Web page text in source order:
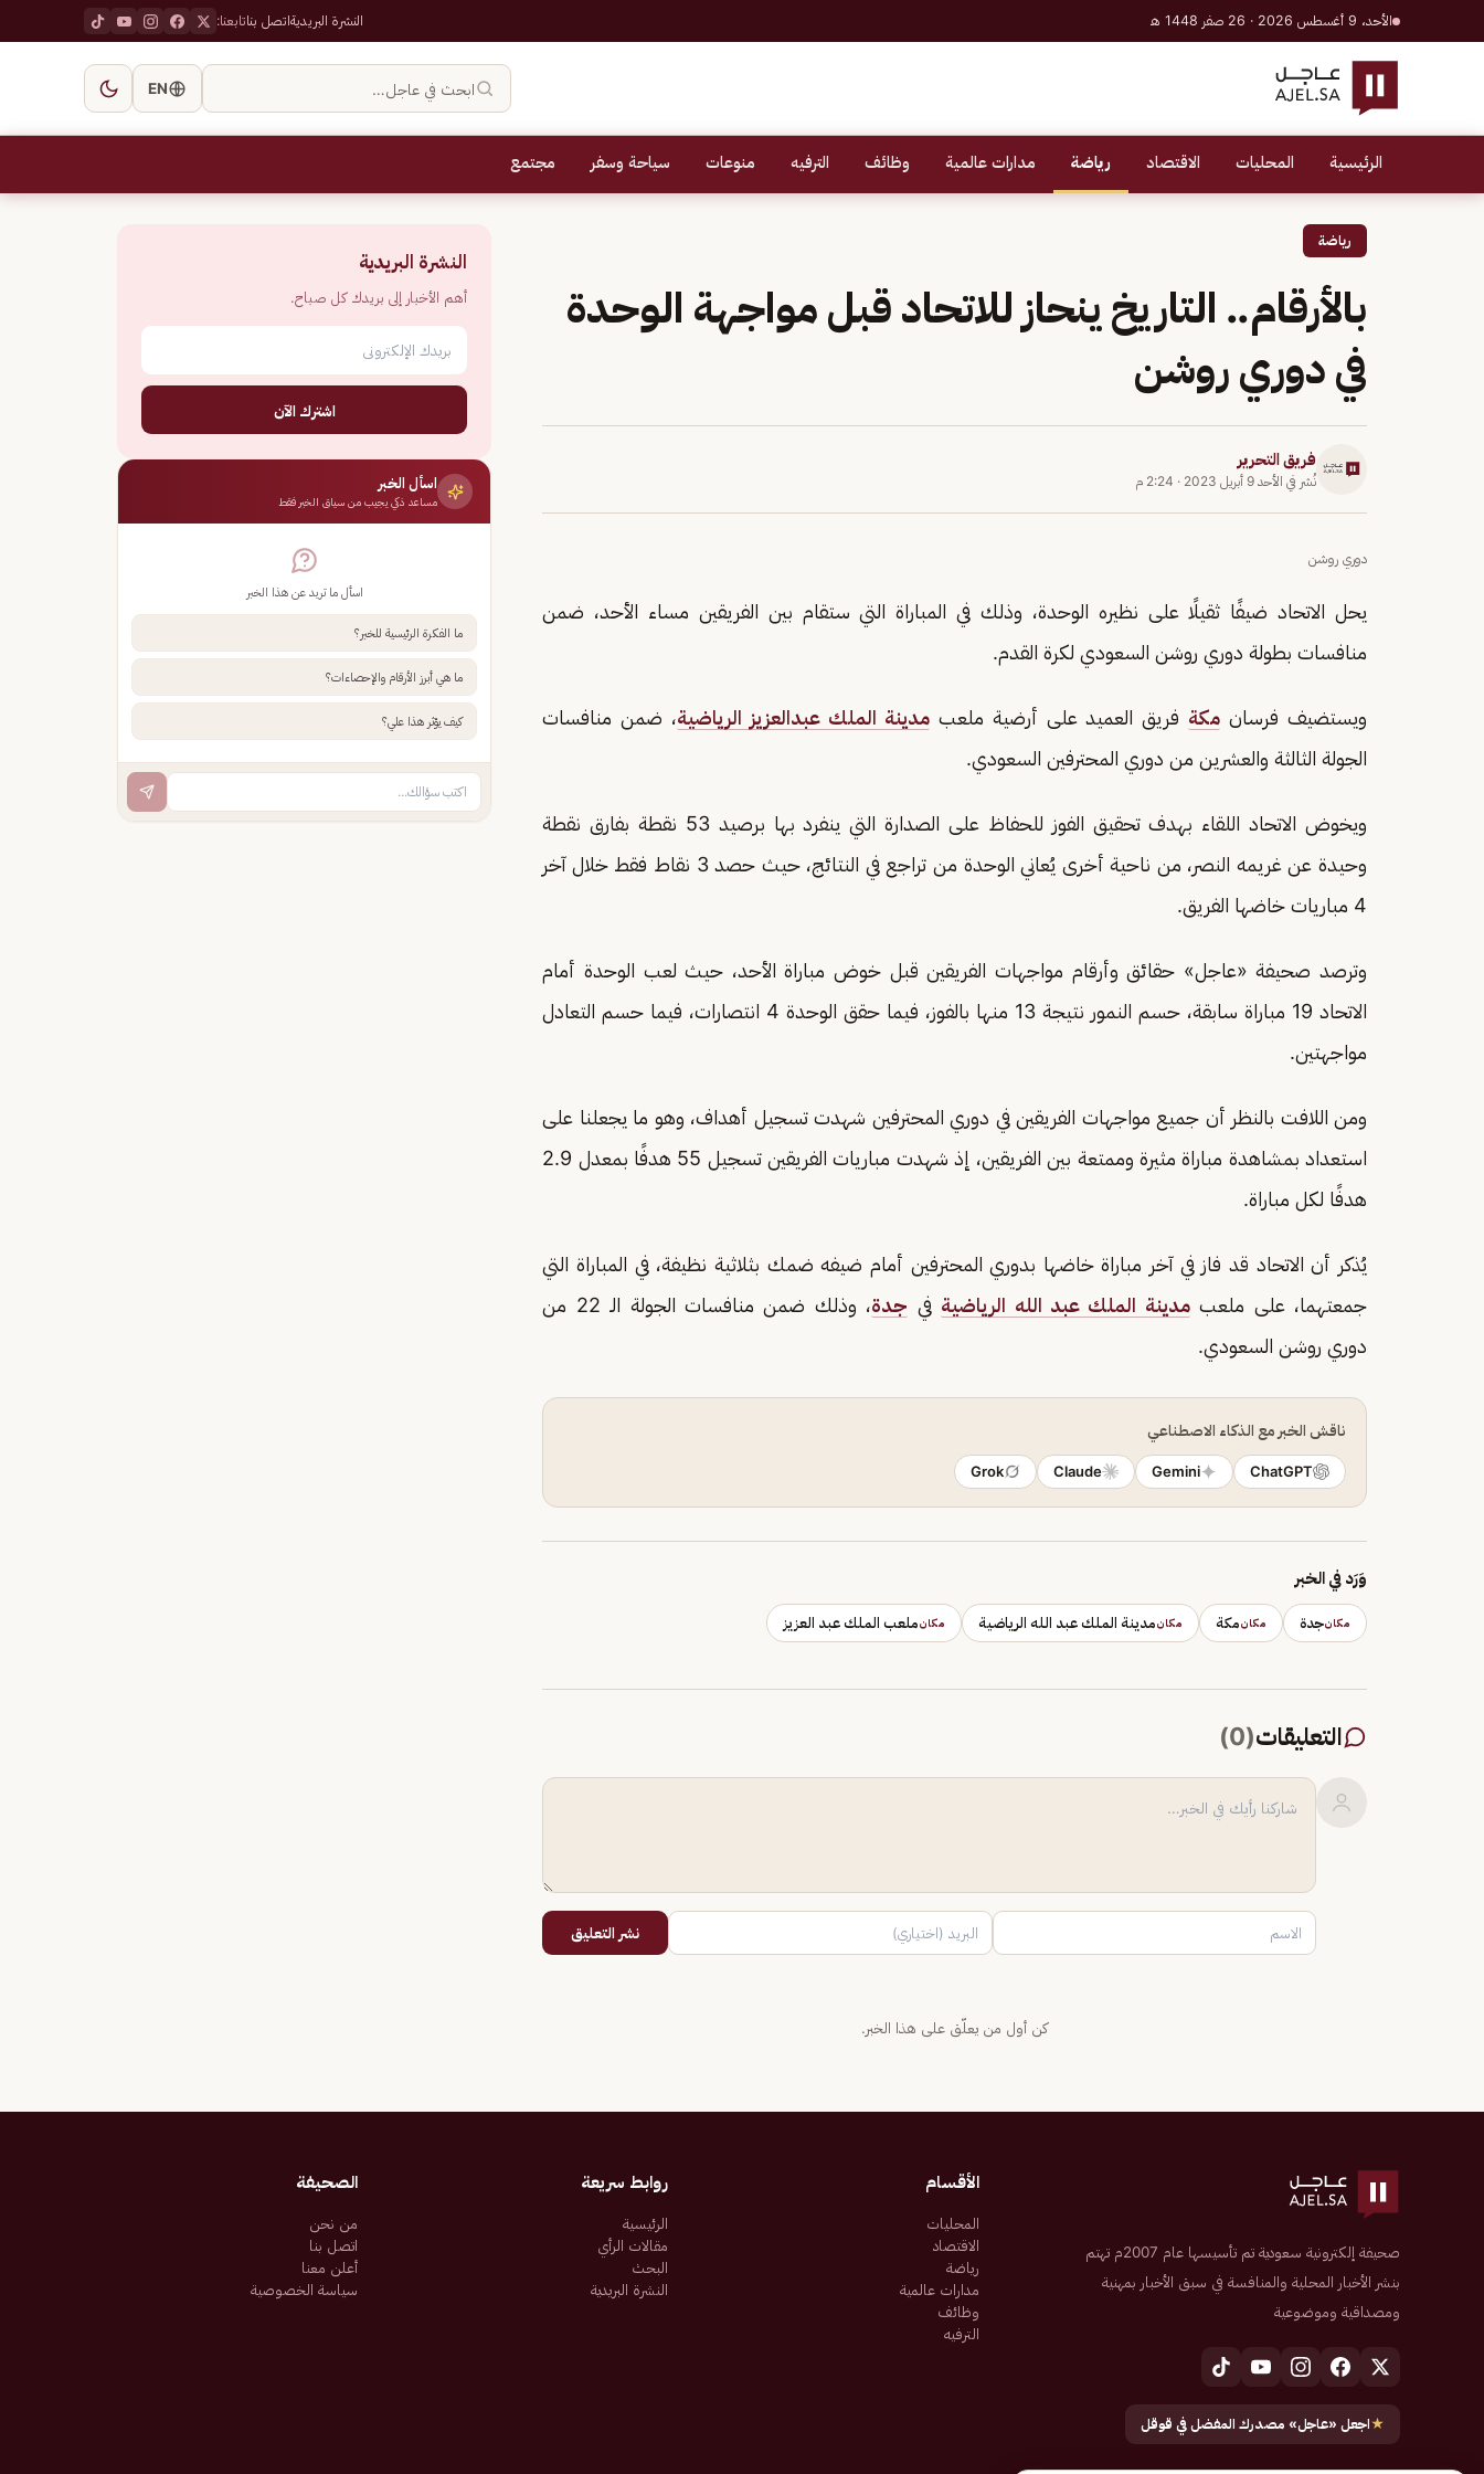
الأحد، 9 أغسطس 2026 · 26 صفر 1448 هـ النشرة البريديةاتصل بناتابعنا:
ابحث في عاجل… EN
الرئيسية المحليات الاقتصاد رياضة مدارات عالمية وظائف الترفيه منوعات سياحة وسفر مجتمع
رياضة
بالأرقام.. التاريخ ينحاز للاتحاد قبل مواجهة الوحدة
في دوري روشن
فريق التحرير
نُشر في الأحد 9 أبريل 2023 · 2:24 م
دوري روشن
يحل الاتحاد ضيفًا ثقيلًا على نظيره الوحدة، وذلك في المباراة التي ستقام بين الفريقين مساء الأحد، ضمن
منافسات بطولة دوري روشن السعودي لكرة القدم.
ويستضيف فرسان مكة فريق العميد على أرضية ملعبمدينة الملك عبدالعزيز الرياضية، ضمن منافسات
الجولة الثالثة والعشرين من دوري المحترفين السعودي.
ويخوض الاتحاد اللقاء بهدف تحقيق الفوز للحفاظ على الصدارة التي ينفرد بها برصيد 53 نقطة بفارق نقطة
وحيدة عن غريمه النصر، من ناحية أخرى يُعاني الوحدة من تراجع في النتائج، حيث حصد 3 نقاط فقط خلال آخر
4 مباريات خاضها الفريق.
وترصد صحيفة «عاجل» حقائق وأرقام مواجهات الفريقين قبل خوض مباراة الأحد، حيث لعب الوحدة أمام
الاتحاد 19 مباراة سابقة، حسم النمور نتيجة 13 منها بالفوز، فيما حقق الوحدة 4 انتصارات، فيما حسم التعادل
مواجهتين.
ومن اللافت بالنظر أن جميع مواجهات الفريقين في دوري المحترفين شهدت تسجيل أهداف، وهو ما يجعلنا على
استعداد بمشاهدة مباراة مثيرة وممتعة بين الفريقين، إذ شهدت مباريات الفريقين تسجيل 55 هدفًا بمعدل 2.9
هدفًا لكل مباراة.
يُذكر أن الاتحاد قد فاز في آخر مباراة خاضها بدوري المحترفين أمام ضيفه ضمك بثلاثية نظيفة، في المباراة التي
جمعتهما، على ملعبمدينة الملك عبد الله الرياضية في جدة
، وذلك ضمن منافسات الجولة الـ 22 من
دوري روشن السعودي.
ناقش الخبر مع الذكاء الاصطناعي
ChatGPT
Gemini
Claude
Grok
وَرَد في الخبر
مكانجدة مكانمكة مكانمدينة الملك عبد الله الرياضية مكانملعب الملك عبد العزيز
التعليقات(
0
)
نشر التعليق
كن أول من يعلّق على هذا الخبر.
النشرة البريدية
أهم الأخبار إلى بريدك كل صباح.
اشترك الآن
اسأل الخبر
مساعد ذكي يجيب من سياق الخبر فقط
اسأل ما تريد عن هذا الخبر
ما الفكرة الرئيسية للخبر؟
ما هي أبرز الأرقام والإحصاءات؟
كيف يؤثر هذا علي؟
صحيفة إلكترونية سعودية تم تأسيسها عام 2007م تهتم
بنشر الأخبار المحلية والمنافسة في سبق الأخبار بمهنية
ومصداقية وموضوعية
★اجعل «عاجل» مصدرك المفضل في قوقل
الأقسام
المحليات
الاقتصاد
رياضة
مدارات عالمية
وظائف
الترفيه
روابط سريعة
الرئيسية
مقالات الرأي
البحث
النشرة البريدية
الصحيفة
من نحن
اتصل بنا
أعلن معنا
سياسة الخصوصية